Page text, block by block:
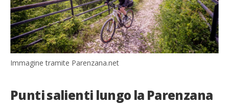
Immagine tramite Parenzana.net
Punti salienti lungo la Parenzana